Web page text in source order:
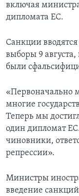
включая
дипломата ЕС.
Санкции
выборы 9
были
«Первоначально
многие
Теперь мы
один дипломат
чиновники,
репрессии».
Министры
введение